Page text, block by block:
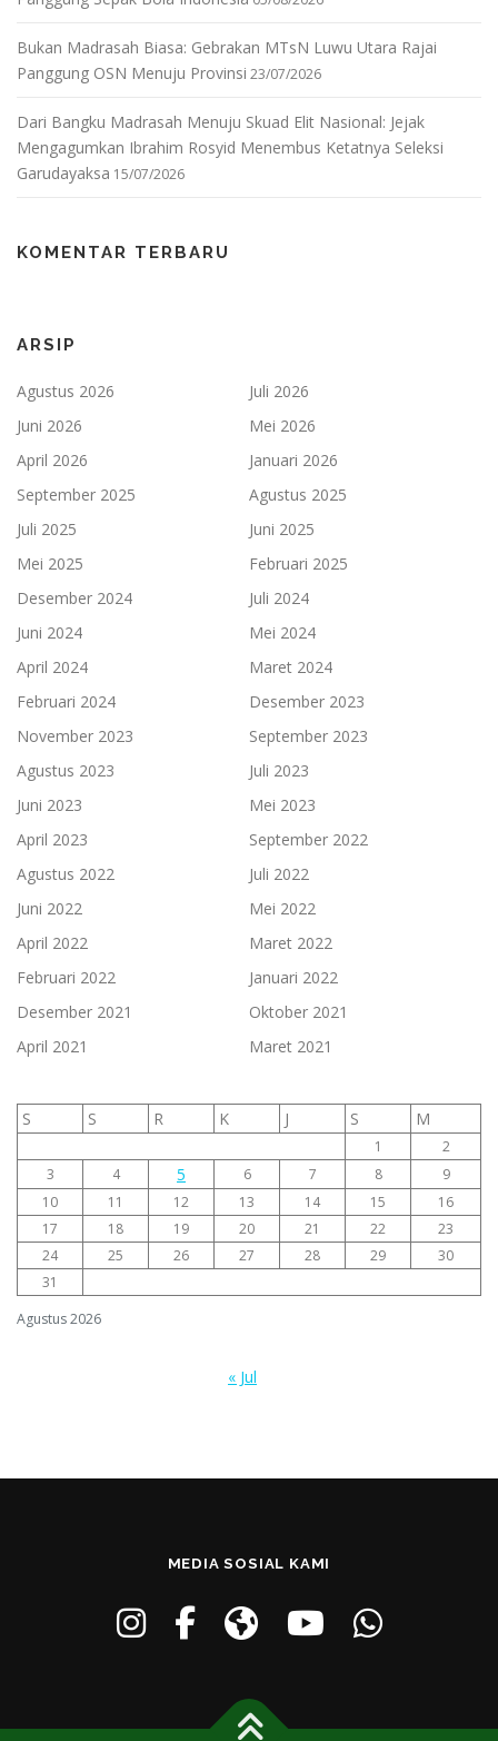
Bukan Madrasah Biasa: Gebrakan MTsN Luwu Utara Rajai
Panggung OSN Menuju Provinsi 23/07/2026
Dari Bangku Madrasah Menuju Skuad Elit Nasional: Jejak
Mengagumkan Ibrahim Rosyid Menembus Ketatnya Seleksi
Garudayaksa 15/07/2026
KOMENTAR TERBARU
ARSIP
Agustus 2026
Juli 2026
Juni 2026
Mei 2026
April 2026
Januari 2026
September 2025
Agustus 2025
Juli 2025
Juni 2025
Mei 2025
Februari 2025
Desember 2024
Juli 2024
Juni 2024
Mei 2024
April 2024
Maret 2024
Februari 2024
Desember 2023
November 2023
September 2023
Agustus 2023
Juli 2023
Juni 2023
Mei 2023
April 2023
September 2022
Agustus 2022
Juli 2022
Juni 2022
Mei 2022
April 2022
Maret 2022
Februari 2022
Januari 2022
Desember 2021
Oktober 2021
April 2021
Maret 2021
Agustus 2026
S S R K J S M
1
2
3
4 5 6 7 8
9
10
11 12 13 14 15
16
17
18 19 20 21 22
23
24
25 26 27 28 29
30
31
« Jul
MEDIA SOSIAL KAMI